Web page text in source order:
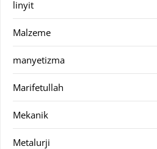
linyit
Malzeme
manyetizma
Marifetullah
Mekanik
Metalurji